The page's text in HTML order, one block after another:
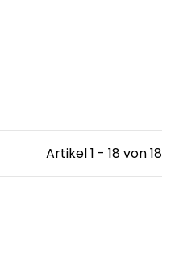
Artikel 1 - 18 von 18